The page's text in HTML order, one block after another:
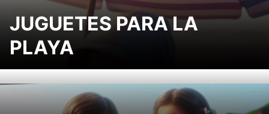
JUGUETES PARA LA
PLAYA